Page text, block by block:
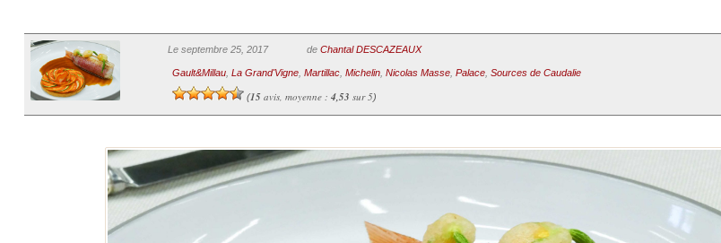
Le septembre 25, 2017 de Chantal DESCAZEAUX
Gault&Millau, La Grand'Vigne, Martillac, Michelin, Nicolas Masse, Palace, Sources de Caudalie
(15avis, moyenne : 4,53 sur 5)